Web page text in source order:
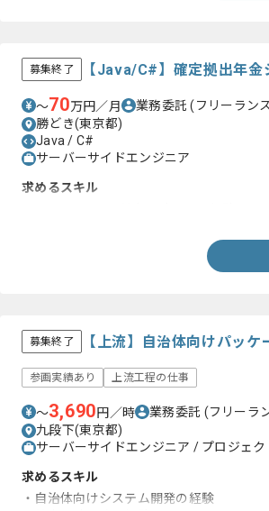
募集終了 【Java/C#】確定拠出年
〜70万円／月 業務委託(フリーラン
勝どき(東京都)
Java / C#
サーバーサイドエンジニア
求めるスキル
募集終了 【上流】自治体向けパッ
参画実績あり 上流工程の仕事
〜3,690円／時 業務委託 (フリーラ
九段下(東京都)
サーバーサイドエンジニア / プロジェ
求めるスキル
・自治体向けシステム開発の経験